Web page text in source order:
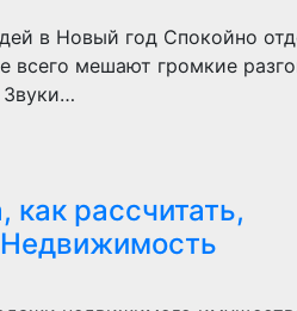
в Новый год Спокойно
всего мешают громкие
рассчитать,